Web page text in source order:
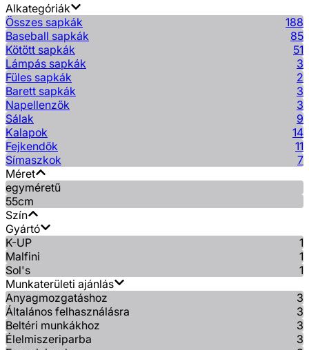
Alkategóriák
Összes sapkák
188
Baseball sapkák
85
Kötött sapkák
51
Lámpás sapkák
3
Füles sapkák
2
Barett sapkák
3
Napellenzők
3
Sálak
9
Kalapok
14
Fejkendők
11
Símaszkok
7
Méret
egyméretű
55cm
Szín
Gyártó
K-UP
1
Malfini
1
Sol's
1
Munkaterületi ajánlás
Anyagmozgatáshoz
3
Általános felhasználásra
3
Beltéri munkákhoz
3
Élelmiszeriparba
3